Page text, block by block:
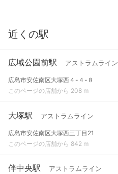
近くの駅
広域公園前駅 アストラムライン
広島市安佐南区大塚西４-４-８
このページの店舗から 208 m
大塚駅 アストラムライン
広島市安佐南区大塚西三丁目21
このページの店舗から 842 m
伴中央駅 アストラムライン